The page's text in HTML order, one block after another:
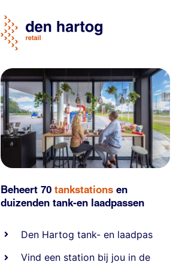
Beheert 70tankstationsen
duizendentank-en laadpassen
Den Hartog tank- en laadpas
Vind een station bij jou in de